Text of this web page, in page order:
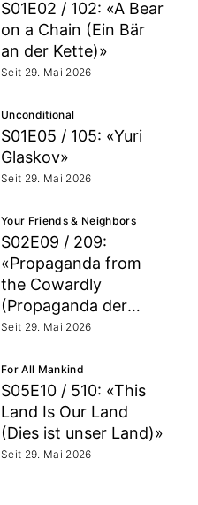
S01E02 / 102: «A Bear
on a Chain (Ein Bär
an der Kette)»
Seit 29. Mai 2026
Unconditional
S01E05 / 105: «Yuri
Glaskov»
Seit 29. Mai 2026
Your Friends & Neighbors
S02E09 / 209:
«Propaganda from
the Cowardly
(Propaganda der
Feiglinge)»
Seit 29. Mai 2026
For All Mankind
S05E10 / 510: «This
Land Is Our Land
(Dies ist unser Land)»
Seit 29. Mai 2026